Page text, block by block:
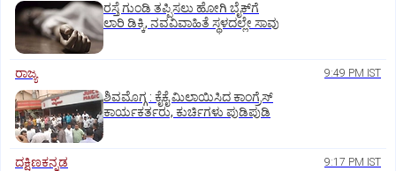
ರಸ್ತೆ ಗುಂಡಿ ತಪ್ಪಿಸಲು ಹೋಗಿ ಬೈಕ್‌ಗೆ
ಲಾರಿ ಡಿಕ್ಕಿ, ನವವಿವಾಹಿತೆ ಸ್ಥಳದಲ್ಲೇ ಸಾವು
ರಾಜ್ಯ 9:49 PM IST
ಶಿವಮೊಗ್ಗ : ಕೈಕೈ ಮಿಲಾಯಿಸಿದ ಕಾಂಗ್ರೆಸ್
ಕಾರ್ಯಕರ್ತರು, ಕುರ್ಚಿಗಳು ಪುಡಿಪುಡಿ
ದಕ್ಷಿಣಕನ್ನಡ 9:17 PM IST